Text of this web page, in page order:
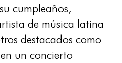
cumpleaños,
de música latina
destacados como
un concierto